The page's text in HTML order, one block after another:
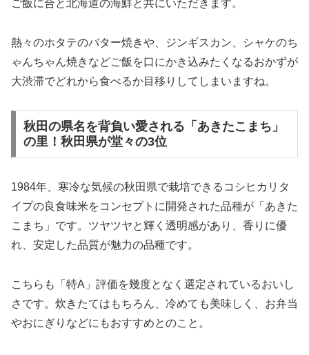
ご飯に合と北海道の海鮮と共にいただきます。
熱々のホタテのバター焼きや、ジンギスカン、シャケのち
ゃんちゃん焼きなどご飯を口にかき込みたくなるおかずが
大渋滞でどれから食べるか目移りしてしまいますね。
秋田の県名を背負い愛される「あきたこまち」
の里！秋田県が堂々の3位
1984年、寒冷な気候の秋田県で栽培できるコシヒカリタ
イプの良食味米をコンセプトに開発された品種が「あきた
こまち」です。ツヤツヤと輝く透明感があり、香りに優
れ、安定した品質が魅力の品種です。
こちらも「特A」評価を幾度となく選定されているおいし
さです。炊きたてはもちろん、冷めても美味しく、お弁当
やおにぎりなどにもおすすめとのこと。